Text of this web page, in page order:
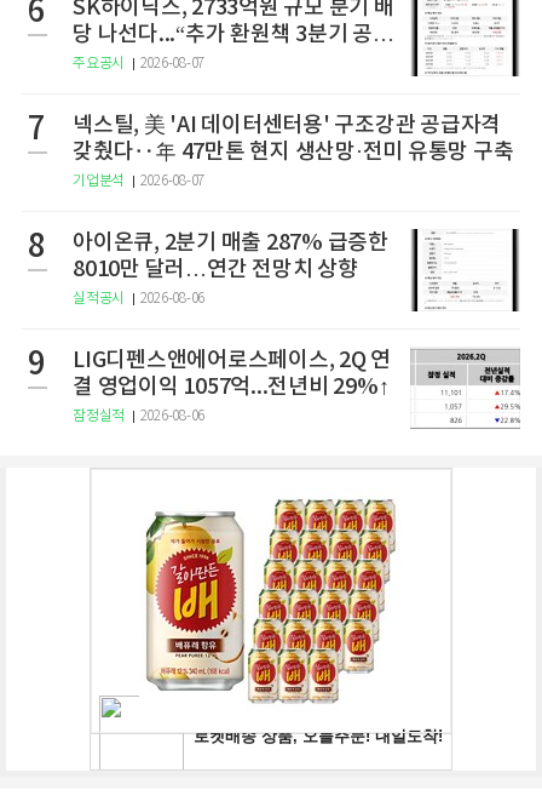
6
SK하이닉스, 2733억원 규모 분기 배
당 나선다...“추가 환원책 3분기 공
개”
주요공시 2026-08-07
7
넥스틸, 美 'AI 데이터센터용' 구조강관 공급자격
갖췄다‥年 47만톤 현지 생산망·전미 유통망 구축
기업분석 2026-08-07
8
아이온큐, 2분기 매출 287% 급증한
8010만 달러…연간 전망치 상향
실적공시 2026-08-06
9
LIG디펜스앤에어로스페이스, 2Q 연
결 영업이익 1057억...전년비 29%↑
잠정실적 2026-08-06